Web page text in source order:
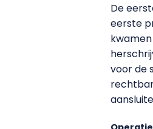
De
eerste
voor de